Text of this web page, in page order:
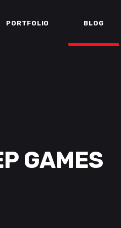
PORTFOLIO BLOG
GAMES